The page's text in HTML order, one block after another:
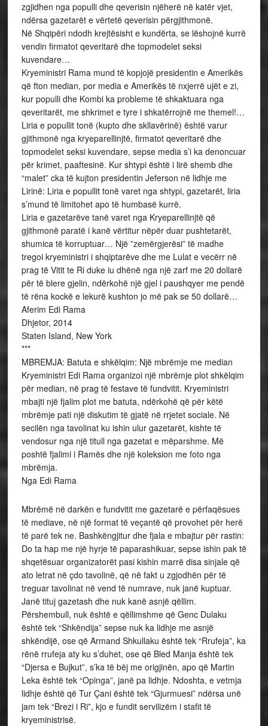
zgjidhen nga populli dhe qeverisin njëherë në katër vjet,
ndërsa gazetarët e vërtetë qeverisin përgjithmonë.
Në Shqipëri ndodh krejtësisht e kundërta, se lëshojnë kurrë
vendin firmatot qeveritarë dhe topmodelet seksi
kuvendare…
Kryeministri Rama mund të kopjojë presidentin e Amerikës
që fton median, por media e Amerikës të nxjerrë ujët e zi,
kur populli dhe Kombi ka probleme të shkaktuara nga
qeveritarët, me shkrimet e tyre i shkatërrojnë me themel!…
Liria e popullit tonë (kupto dhe skllavërinë) është varur
gjithmonë nga kryeparellinjtë, firmatot qeveritarë dhe
topmodelet seksi kuvendare, sepse media s’i ka denoncuar
për krimet, paaftesinë. Kur shtypi është i lirë shemb dhe
“malet” cka të kujton presidentin Jeferson në lidhje me
Lirinë: Liria e popullit tonë varet nga shtypi, gazetarët, liria
s’mund të limitohet apo të humbasë kurrë.
Liria e gazetarëve tanë varet nga Kryeparellinjtë që
gjithmonë paratë i kanë vërtitur nëpër duar pushtetarët,
shumica të korruptuar… Një ”zemërgjerësi” të madhe
tregoi kryeministri i shqiptarëve dhe me Lulat e vecërr në
prag të Vitit te Ri duke iu dhënë nga një zarf me 20 dollarë
për të blere gjelin, ndërkohë një gjel i paushqyer me pendë
të rëna kockë e lekurë kushton jo më pak se 50 dollarë…
Aferim Edi Rama
Dhjetor, 2014
Staten Island, New York
***
MBREMJA: Batuta e shkëlqim: Një mbrëmje me median
Kryeministri Edi Rama organizoi një mbrëmje plot shkëlqim
për median, në prag të festave të fundvitit. Kryeministri
mbajti një fjalim plot me batuta, ndërkohë që për këtë
mbrëmje pati një diskutim të gjatë në rrjetet sociale. Në
secilën nga tavolinat ku ishin ulur gazetarët, kishte të
vendosur nga një titull nga gazetat e mëparshme. Më
poshtë fjalimi i Ramës dhe një koleksion me foto nga
mbrëmja.
Nga Edi Rama
Mbrëmë në darkën e fundvitit me gazetarë e përfaqësues
të mediave, në një format të veçantë që provohet për herë
të parë tek ne. Bashkëngjitur dhe fjala e mbajtur për rastin:
Do ta hap me një hyrje të paparashikuar, sepse ishin pak të
shqetësuar organizatorët pasi kishin marrë disa sinjale që
ato letrat në çdo tavolinë, që në fakt u zgjodhën për të
treguar tavolinat në vend të numrave, nuk janë kuptuar.
Janë tituj gazetash dhe nuk kanë asnjë qëllim.
Përshembull, nuk është e qëllimshme që Genc Dulaku
është tek “Shkëndija” sepse nuk ka lidhje me asnjë
shkëndijë, ose që Armand Shkullaku është tek “Rrufeja”, ka
rënë rrufeja aty ku s’duhet, ose që Bled Manja është tek
“Djersa e Bujkut”, s’ka të bëj me origjinën, apo që Martin
Leka është tek “Opinga”, janë pa lidhje. Ndoshta, e vetmja
lidhje është që Tur Çani është tek “Gjurmuesi” ndërsa unë
jam tek “Brezi i Ri”, kjo e fundit servilizëm i stafit të
kryeministrisë.